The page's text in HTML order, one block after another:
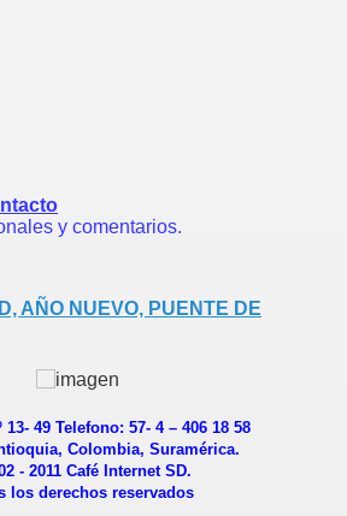
y comentarios.
13- 49 Telefono: 57- 4 – 406 18 58
Colombia, Suramérica.
- 2011 Café Internet SD.
los derechos reservados